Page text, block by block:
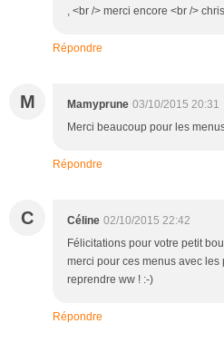
, <br /> merci encore <br />
Répondre
M Mamyprune 03/10/2015 20:31
Merci beaucoup pour les
Répondre
C Céline 02/10/2015 22:42
Félicitations pour votre petit
merci pour ces menus avec
reprendre ww ! :-)
Répondre